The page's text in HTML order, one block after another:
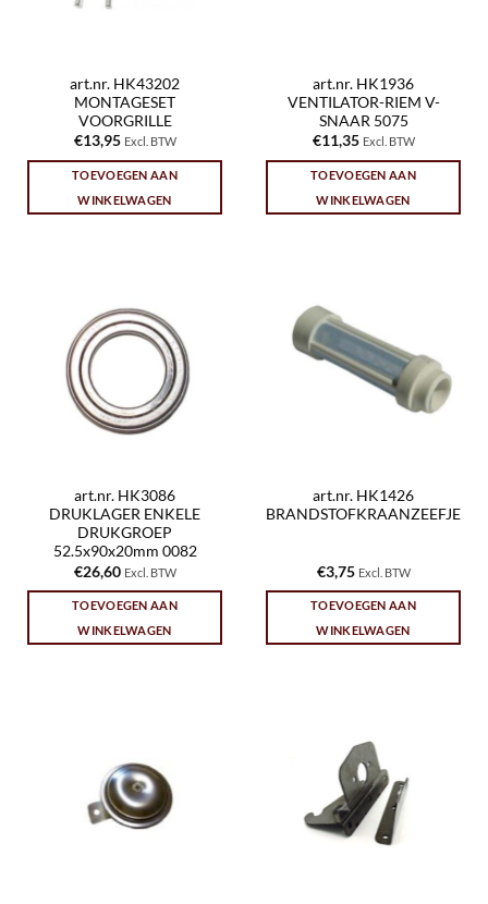
art.nr. HK43202
MONTAGESET
VOORGRILLE
€13,95 Excl. BTW
TOEVOEGEN AAN
WINKELWAGEN
art.nr. HK1936
VENTILATOR-RIEM V-
SNAAR 5075
€11,35 Excl. BTW
TOEVOEGEN AAN
WINKELWAGEN
art.nr. HK3086
DRUKLAGER ENKELE
DRUKGROEP
52.5x90x20mm 0082
€26,60 Excl. BTW
TOEVOEGEN AAN
WINKELWAGEN
art.nr. HK1426
BRANDSTOFKRAANZEEFJE
€3,75 Excl. BTW
TOEVOEGEN AAN
WINKELWAGEN